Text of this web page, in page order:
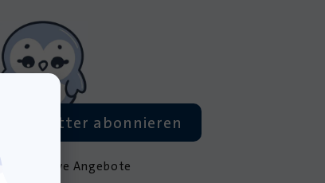
Newsletter abonnieren
exklusive Angebote